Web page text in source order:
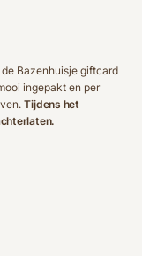
Bazenhuisje giftcard
ingepakt en per
Tijdens het